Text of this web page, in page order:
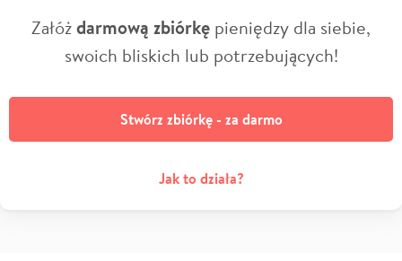
Załóżdarmową zbiórkę pieniędzy dla siebie,
swoich bliskich lub potrzebujących!
Stwórz zbiórkę - za darmo
Jak to działa?